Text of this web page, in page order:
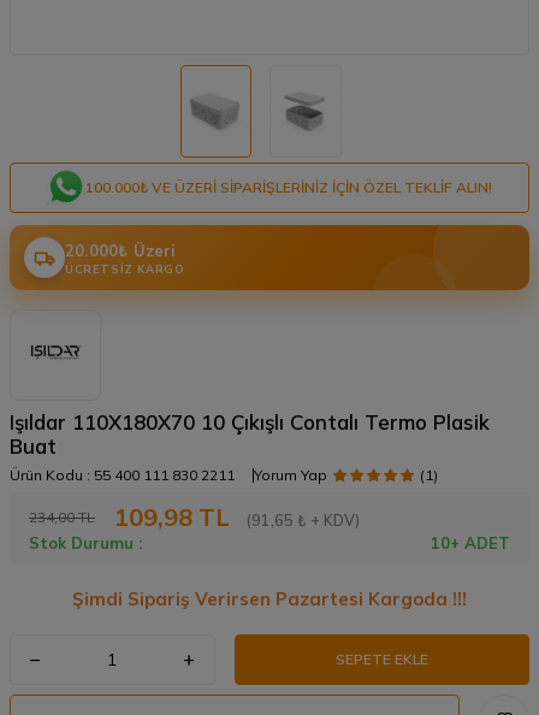
100.000₺ VE ÜZERI SIPARIŞLERINIZ IÇIN ÖZEL TEKLIF ALIN!
20.000₺ Üzeri
ÜCRETSIZ KARGO
Işıldar 110X180X70 10 Çıkışlı Contalı Termo Plasik
Buat
Ürün Kodu : 55 400 111 830 2211 Yorum Yap (1)
234,00TL 109,98 TL
(91,65 ₺ + KDV)
Stok Durumu :
10+ ADET
Şimdi Sipariş Verirsen Pazartesi Kargoda !!!
SEPETE EKLE